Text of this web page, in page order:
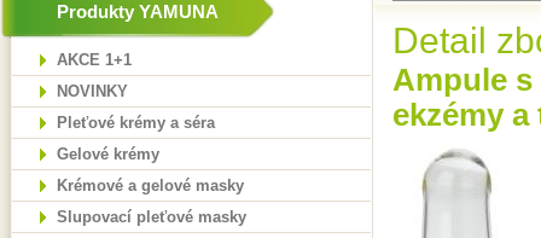
Produkty YAMUNA
AKCE 1+1
NOVINKY
Pleťové krémy a séra
Gelové krémy
Krémové a gelové masky
Slupovací pleťové masky
Detail
Ampule s
ekzémy